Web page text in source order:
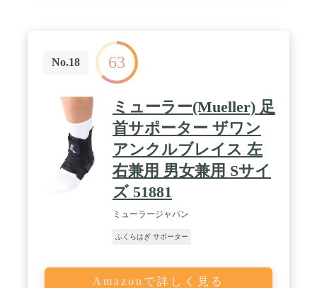
No.18 63
ミューラー(Mueller) 足
首サポーター ザワン
アンクルブレイス 左
右兼用 男女兼用 Sサイ
ズ 51881
ミューラージャパン
ふくらはぎ サポーター
Amazonで詳しく見る